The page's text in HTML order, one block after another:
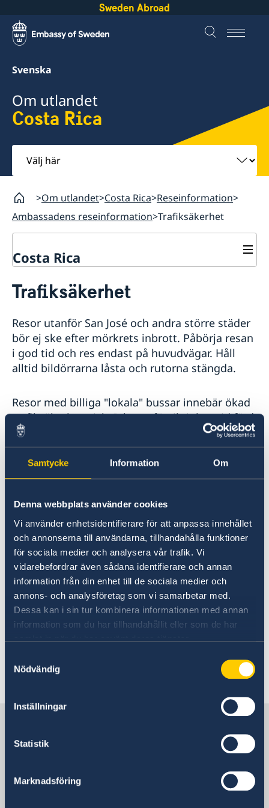
Samtycke Information Om
Denna webbplats använder cookies
Vi använder enhetsidentifierare för att anpassa innehållet
och annonserna till användarna, tillhandahålla funktioner
för sociala medier och analysera vår trafik. Vi
vidarebefordrar även sådana identifierare och annan
information från din enhet till de sociala medier och
annons- och analysföretag som vi samarbetar med.
Dessa kan i sin tur kombinera informationen med annan
information som du har tillhandahållit eller som de har
samlat in när du har använt deras tjänster.
Nödvändig
Inställningar
Statistik
Marknadsföring
Sweden Abroad
Svenska
Om utlandet
Costa Rica
Välj
här
Om utlandet Costa Rica Reseinformation
Ambassadens reseinformation Trafiksäkerhet
Costa Rica
Hjälp till svenskar i Costa Rica
Akut hjälp i Costa Rica
Pass i Costa Rica
Provisoriskt pass
Ordinarie pass
Hjälp kring medborgarskap
Ambassadens reseinformation
Aktuella händelser
Allmänna säkerhetsläget
In- och utresebestämmelser
Hälso- och sjukvård
Lokala lagar och sedvänjor
Kriminalitet och personlig säkerhet
Trafiksäkerhet
Resa i landet
Trafiksäkerhet
Resor utanför San José och andra större städer
bör ej ske efter mörkrets inbrott. Påbörja resan
i god tid och res endast på huvudvägar. Håll
alltid bildörrarna låsta och rutorna stängda.
Resor med billiga "lokala" bussar innebär ökad
trafiksäkerhetsrisk. Iakttag försiktighet vid färd
med lokala bussar, flera fall av stölder på
lokalbussar har rapporterats. Välj, om möjligt
de större och mer väletablerade bussbolagen.
inblandade bilarna inte flyttas förrän polisen
och försäkringsbolagens skadereglerare har
inspekterat olycksplatsen. Trafikpolisen (Policía
de tránsito) nås på tel. nr. 222-93330 eller 222-
9245 och skadereglerare (INS) på 800-800-8000.
Det har dock förekommit fall av avsiktliga
trafikolyckor för att få bilar att stanna, vilka
sedan utsatts för brott. Skulle något sådant
kunna misstänkas bör du istället stanna vid
närmaste polisstation eller bensinstation.
Senast uppdaterad 25 maj 2026, 11.30